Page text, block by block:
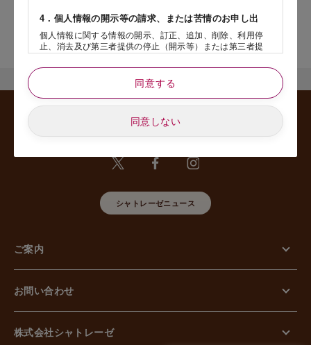
4．個人情報の開示等の請求、または苦情のお申し出
個人情報に関する情報の開示、訂正、追加、削除、利用停
止、消去及び第三者提供の停止（開示等）または第三者提
供記録の開示、若しくは利用目的の通知等（以下、「開示
等の請求」といいます）のご請求があった場合または苦情
のお申し出があった場合には、請求者がご本人であること
あるいは正式な代理人として認められる方であることを確
認させていただいたうえで、特別な理由のない限り合理的
5. 個人情報の安全管理のために講じた措置について
当社は外的環境を把握した上で個人情報の安全管理のため
に以下の措置をしております。
組織体制の整備、個人情報の取扱いに係る規律に従った運
用、個人情報の取扱い状況を確認する手段の整備、漏えい
等事案に対応する体制の整備、取扱い状況の把握及び安全
【人的安全管理措置】
期的な教育等を行っております。また、個人情報の秘密保
【物理的安全管理措置】
止、個人情報の削除及び機器、電子媒体等の廃棄に関し
て、必要な措置を講じています。
同意する
同意しない
店舗サービスに関するお問い合わせにつきましては、内容欄に『店
舗名』を記載いただけますと幸いです。
シャトレーゼニュース
ご案内
お問い合わせ
株式会社シャトレーゼ